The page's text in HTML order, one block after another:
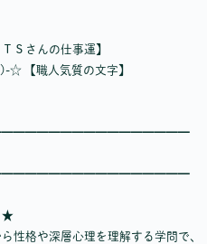
Ｓさんの仕事運】
☆ 【職人気質の文字】
★
性格や深層心理を理解する学問で、